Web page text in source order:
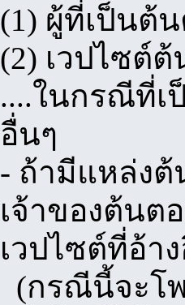
(1) ผู้ที่เป็นต้
(2) เวปไซต์
....ในกรณีที่เ
อื่นๆ
- ถ้ามีแหล่ง
เจ้าของต้น
เวปไซต์ที่อ้า
(กรณีนี้จะโ